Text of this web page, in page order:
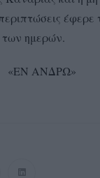
έφερε
ημερών.
«ΕΝ ΑΝΔΡΩ»